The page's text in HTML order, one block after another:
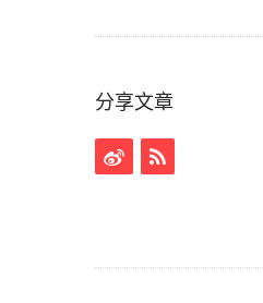
分享文章